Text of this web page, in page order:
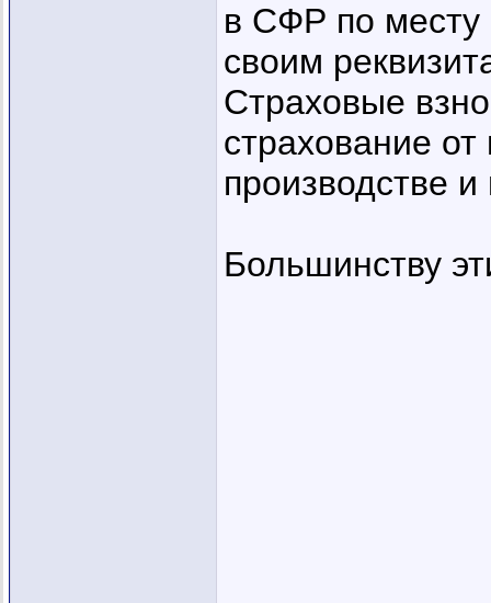
в СФР по месту
своим
Страховые
страхование
производстве
Большинству